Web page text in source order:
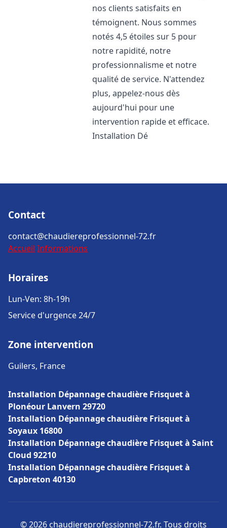
nos clients satisfaits en
témoignent. Nous sommes
notés 4,5 étoiles sur 5 pour
notre rapidité, notre
professionnalisme et notre
qualité de service. N'attendez
plus, appelez-nous dès
aujourd'hui pour une
intervention rapide et efficace.
Installation Dé
Contact
contact@chaudiereprofessionnel-72.fr
Accueil Informations
Horaires
Lun-Ven: 8h-19h
Service d'urgence 24/7
Zone intervention
Guilers, France
Installation Dépannage chaudière Frisquet à
Plonéour Lanvern 29720
Installation Dépannage chaudière Frisquet à
Soyaux 16800
Installation Dépannage chaudière Frisquet à Saint
Cloud 92210
Installation Dépannage chaudière Frisquet à
Capbreton 40130
© 2026 chaudiereprofessionnel-72.fr. Tous droits